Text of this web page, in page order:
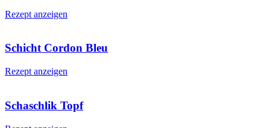
Rezept anzeigen
Schicht Cordon Bleu
Rezept anzeigen
Schaschlik Topf